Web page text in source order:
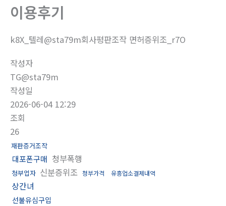
이용후기
k8X_텔레@sta79m회사평판조작 면허증위조_r7O
작성자
TG@sta79m
작성일
2026-06-04 12:29
조회
26
재판증거조작
대포폰구매 청부폭행
청부업자 신분증위조 청부가격 유흥업소결제내역
상간녀
선불유심구입